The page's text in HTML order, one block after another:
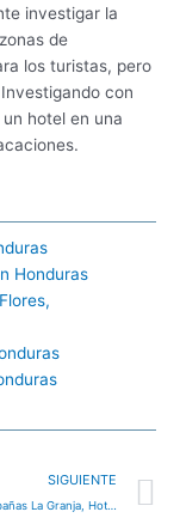
investigar la
de
los turistas, pero
con
hotel en una
Honduras
SIGUIENTE
Eco-Hotel y Cabañas La Granja, Hotel en Talanga, Honduras